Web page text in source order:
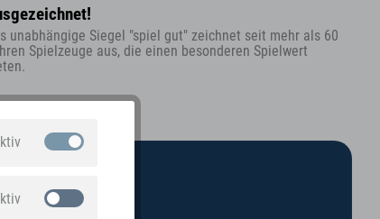
unabhängige Siegel "spiel gut" zeichnet seit mehr als 60
Spielzeuge aus, die einen besonderen Spielwert